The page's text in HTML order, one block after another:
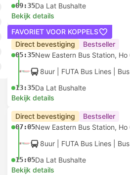
09:35Da Lat Bushalte
Bekijk details
FAVORIET VOOR KOPPELS
Direct bevestiging
Bestseller
05:35
8uur | FUTA Bus Lines Bus
13:35Da Lat Bushalte
Bekijk details
Direct bevestiging Bestseller
07:05
8uur | FUTA Bus Lines Bus
15:05Da Lat Bushalte
Bekijk details